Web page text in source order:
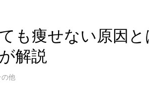
も痩せない原因
解説
の他